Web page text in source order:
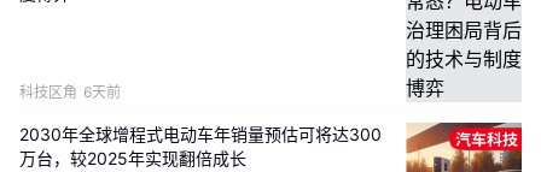
科技区角 6天前
2030年全球增程式电动车年销量预估可将达300
万台，较2025年实现翻倍成长